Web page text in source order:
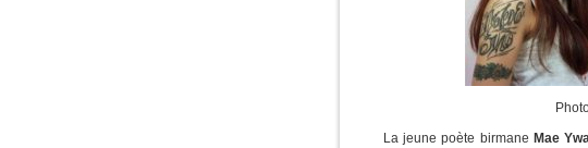
La jeune poète birmane Mae